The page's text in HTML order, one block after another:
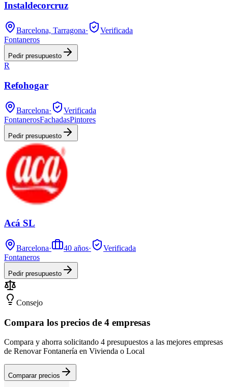
Instaldecorcruz
Barcelona, Tarragona·
Verificada
Fontaneros
Pedir presupuesto
R
Refohogar
Barcelona·
Verificada
FontanerosFachadasPintores
Pedir presupuesto
Acá SL
Barcelona· 40 años·
Verificada
Fontaneros
Pedir presupuesto
Consejo
Compara los precios de 4 empresas
Compara y ahorra solicitando 4 presupuestos a las mejores empresas
de Renovar Fontanería en Vivienda o Local
Comparar precios